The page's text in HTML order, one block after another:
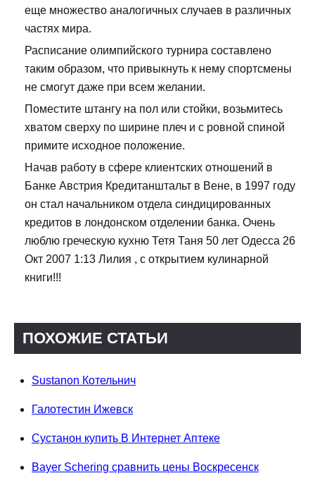
еще множество аналогичных случаев в различных
частях мира.
Расписание олимпийского турнира составлено
таким образом, что привыкнуть к нему спортсмены
не смогут даже при всем желании.
Поместите штангу на пол или стойки, возьмитесь
хватом сверху по ширине плеч и с ровной спиной
примите исходное положение.
Начав работу в сфере клиентских отношений в
Банке Австрия Кредитанштальт в Вене, в 1997 году
он стал начальником отдела синдицированных
кредитов в лондонском отделении банка. Очень
люблю греческую кухню Тетя Таня 50 лет Одесса 26
Окт 2007 1:13 Лилия , с открытием кулинарной
книги!!!
ПОХОЖИЕ СТАТЬИ
Sustanon Котельнич
Галотестин Ижевск
Сустанон купить В Интернет Аптеке
Bayer Schering сравнить цены Воскресенск